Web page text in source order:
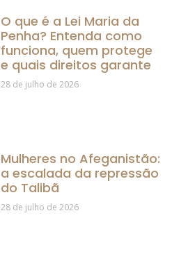
O que é a Lei Maria da
Penha? Entenda como
funciona, quem protege
e quais direitos garante
28 de julho de 2026
Mulheres no Afeganistão:
a escalada da repressão
do Talibã
28 de julho de 2026